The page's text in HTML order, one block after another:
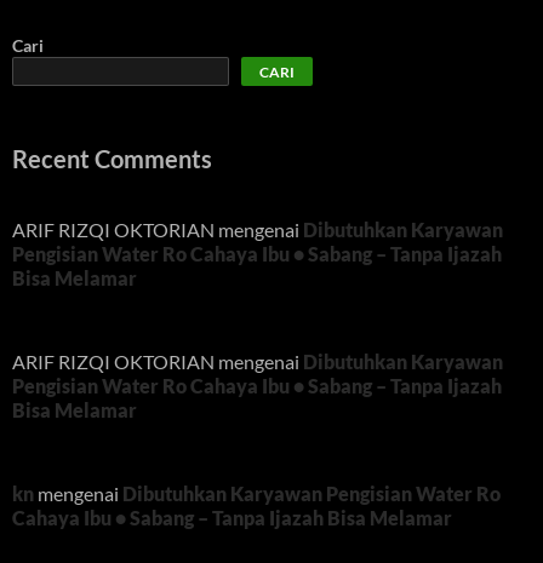
Cari
CARI
Recent Comments
ARIF RIZQI OKTORIAN mengenai Dibutuhkan Karyawan
Pengisian Water Ro Cahaya Ibu • Sabang – Tanpa Ijazah
Bisa Melamar
ARIF RIZQI OKTORIAN mengenai Dibutuhkan Karyawan
Pengisian Water Ro Cahaya Ibu • Sabang – Tanpa Ijazah
Bisa Melamar
kn mengenai Dibutuhkan Karyawan Pengisian Water Ro
Cahaya Ibu • Sabang – Tanpa Ijazah Bisa Melamar